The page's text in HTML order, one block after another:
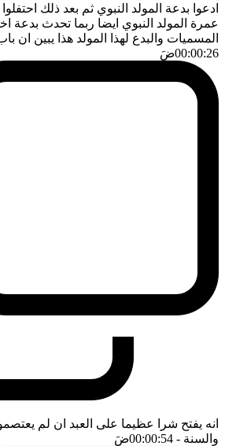
ادعوا بدعة المولد النبوي ثم بعد ذلك
عمرة المولد النبوي ايضا ربما تحدث بدعة
المسميات والبدع لهذا المولد هذا يبين ان
00:00:26ضَ
انه يفتح شرا عظيما على العبد ان لم
والسنة - 00:00:54 ضَ